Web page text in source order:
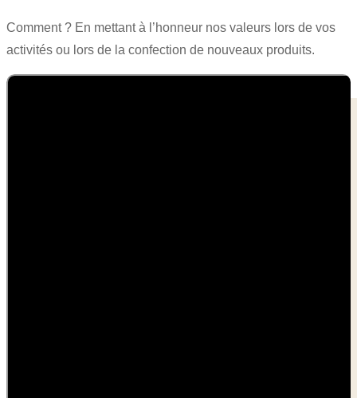
Comment ? En mettant à l’honneur nos valeurs lors de vos
activités ou lors de la confection de nouveaux produits.